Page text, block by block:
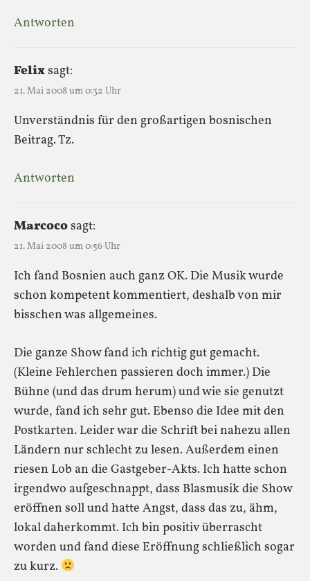
Antworten
Felixsagt:
21. Mai 2008 um 0:32 Uhr
Unverständnis für den großartigen bosnischen
Beitrag. Tz.
Antworten
Marcocosagt:
21. Mai 2008 um 0:56 Uhr
Ich fand Bosnien auch ganz OK. Die Musik wurde
schon kompetent kommentiert, deshalb von mir
bisschen was allgemeines.
Die ganze Show fand ich richtig gut gemacht.
(Kleine Fehlerchen passieren doch immer.) Die
Bühne (und das drum herum) und wie sie genutzt
wurde, fand ich sehr gut. Ebenso die Idee mit den
Postkarten. Leider war die Schrift bei nahezu allen
Ländern nur schlecht zu lesen. Außerdem einen
riesen Lob an die Gastgeber-Akts. Ich hatte schon
irgendwo aufgeschnappt, dass Blasmusik die Show
eröffnen soll und hatte Angst, dass das zu, ähm,
lokal daherkommt. Ich bin positiv überrascht
worden und fand diese Eröffnung schließlich sogar
zu kurz.